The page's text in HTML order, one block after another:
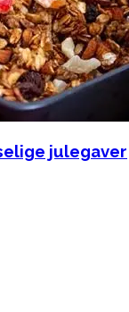
julegaver